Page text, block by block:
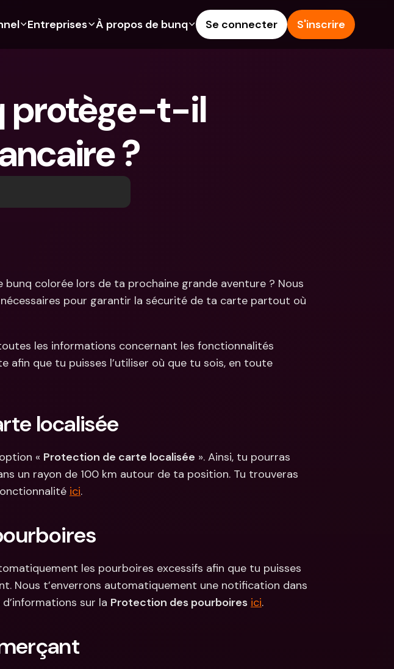
Cartes de crédit
Crypto
Comptes communs
Paiements
Comptes bancaires
internationaux & devises
Entreprises
Cartes de crédit
Devises étrangères & IBANs
étrangers
Retraits et dépôts aux
distributeurs
Intégrations
Comptes bancaires
À propos de bunq
Durabilité
Presse
Blog
Signaler un problème
Se connecter S'inscrire
protège-t-il
?
colorée lors de ta prochaine grande aventure ? Nous
pour garantir la sécurité de ta carte partout où
les informations concernant les fonctionnalités
afin que tu puisses l’utiliser où que tu sois, en toute
localisée
« Protection de carte localisée ». Ainsi, tu pourras
un rayon de 100 km autour de ta position. Tu trouveras
ici.
les pourboires excessifs afin que tu puisses
Nous t’enverrons automatiquement une notification dans
sur la Protection des pourboires ici.